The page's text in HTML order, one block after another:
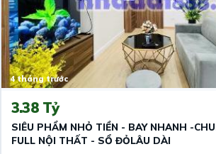
4 tháng trước
3.38 Tỷ
SIÊU PHẨM NHỎ TIỀN - BAY NHANH -
FULL NỘI THẤT - SỔ ĐỎLÂU DÀI